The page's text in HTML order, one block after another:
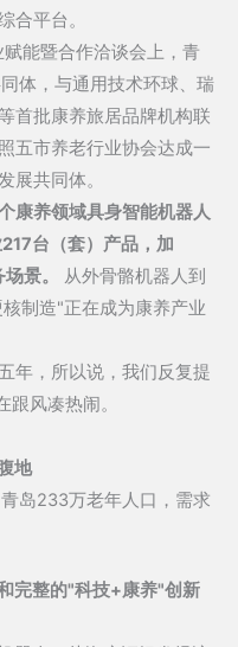
合平台。
能暨合作洽谈会上，青
体，与通用技术环球、瑞
首批康养旅居品牌机构联
五市养老行业协会达成一
展共同体。
康养领域具身智能机器人
台（套）产品，加
景。
从外骨骼机器人到
制造"正在成为康养产业
年，所以说，我们反复提
风凑热闹。
地
岛233万老年人口，需求
完整的"科技+康养"创新